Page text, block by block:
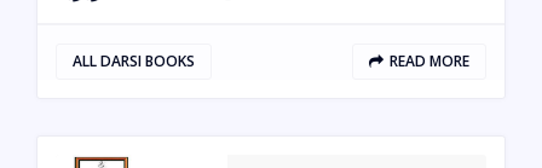
ALL DARSI BOOKS READ MORE